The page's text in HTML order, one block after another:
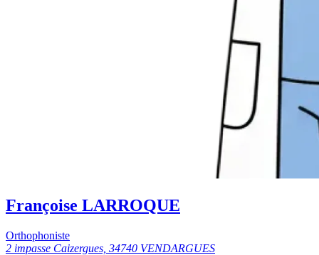
Françoise LARROQUE
Orthophoniste
2 impasse Caizergues, 34740 VENDARGUES